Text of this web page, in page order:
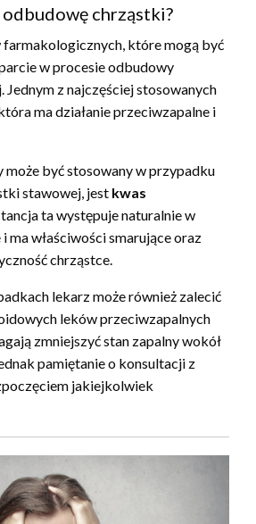
chrząstki?
które mogą być
w procesie odbudowy
z najczęściej stosowanych
która ma działanie przeciwzapalne i
może być stosowany w przypadku
stawowej, jest kwas
ta występuje naturalnie w
ma właściwości smarujące oraz
chrząstce.
lekarz może również zalecić
leków przeciwzapalnych
zmniejszyć stan zapalny wokół
pamiętanie o konsultacji z
jakiejkolwiek